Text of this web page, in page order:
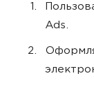
Ads.